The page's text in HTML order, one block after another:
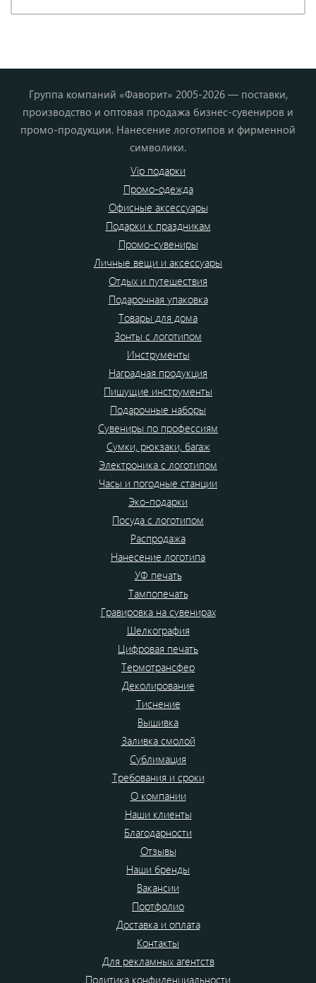
Группа компаний «Фаворит» 2005-2026 — поставки,
производство и оптовая продажа бизнес-сувениров и
промо-продукции. Нанесение логотипов и фирменной
символики.
Vip подарки
Промо-одежда
Офисные аксессуары
Подарки к праздникам
Промо-сувениры
Личные вещи и аксессуары
Отдых и путешествия
Подарочная упаковка
Товары для дома
Зонты с логотипом
Инструменты
Наградная продукция
Пишущие инструменты
Подарочные наборы
Сувениры по профессиям
Сумки, рюкзаки, багаж
Электроника с логотипом
Часы и погодные станции
Эко-подарки
Посуда с логотипом
Распродажа
Нанесение логотипа
УФ печать
Тампопечать
Гравировка на сувенирах
Шелкография
Цифровая печать
Термотрансфер
Деколирование
Тиснение
Вышивка
Заливка смолой
Сублимация
Требования и сроки
О компании
Наши клиенты
Благодарности
Отзывы
Наши бренды
Вакансии
Портфолио
Доставка и оплата
Контакты
Для рекламных агентств
Политика конфиденциальности